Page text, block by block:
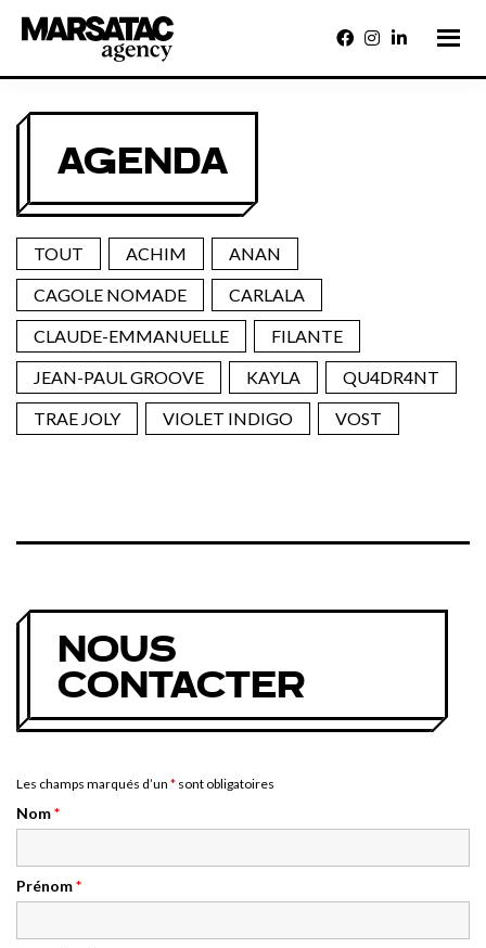
contenu
Marsatac
pour
pour
faire
Marseille
le
Sud
AGENDA
TOUT ACHIM
ANAN
CAGOLE NOMADE
CARLALA
CLAUDE-EMMANUELLE
FILANTE
JEAN-PAUL GROOVE
KAYLA
QU4DR4NT
TRAE JOLY
VIOLET INDIGO VOST
NOUS
CONTACTER
Les champs marqués d’un * sont obligatoires
Nom*
Prénom*